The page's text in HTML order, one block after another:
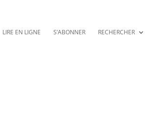
LIRE EN LIGNE S’ABONNER RECHERCHER